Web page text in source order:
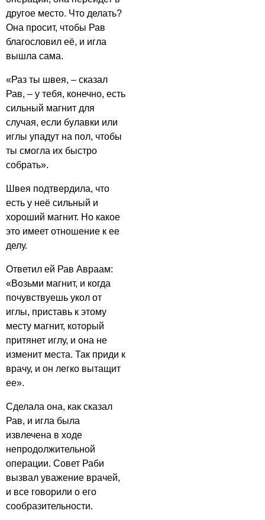
другое место. Что делать?
Она просит, чтобы Рав
благословил её, и игла
вышла сама.
«Раз ты швея, – сказал
Рав, – у тебя, конечно, есть
сильный магнит для
случая, если булавки или
иглы упадут на пол, чтобы
ты смогла их быстро
собрать».
Швея подтвердила, что
есть у неё сильный и
хороший магнит. Но какое
это имеет отношение к ее
делу.
Ответил ей Рав Авраам:
«Возьми магнит, и когда
почувствуешь укол от
иглы, приставь к этому
месту магнит, который
притянет иглу, и она не
изменит места. Так приди к
врачу, и он легко вытащит
ее».
Сделала она, как сказал
Рав, и игла была
извлечена в ходе
непродолжительной
операции. Совет Раби
вызвал уважение врачей,
и все говорили о его
сообразительности.